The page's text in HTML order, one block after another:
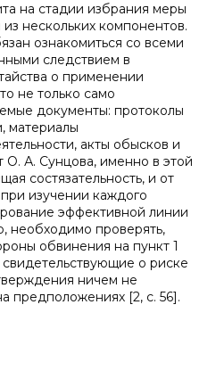
на стадии избрания меры
нескольких компонентов.
ознакомиться со всеми
следствием в
о применении
не только само
документы: протоколы
материалы
акты обысков и
О. А. Сунцова, именно в этой
состязательность, и от
изучении каждого
эффективной линии
необходимо проверять,
обвинения на пункт 1
о риске
ничем не
предположениях [2, с. 56].